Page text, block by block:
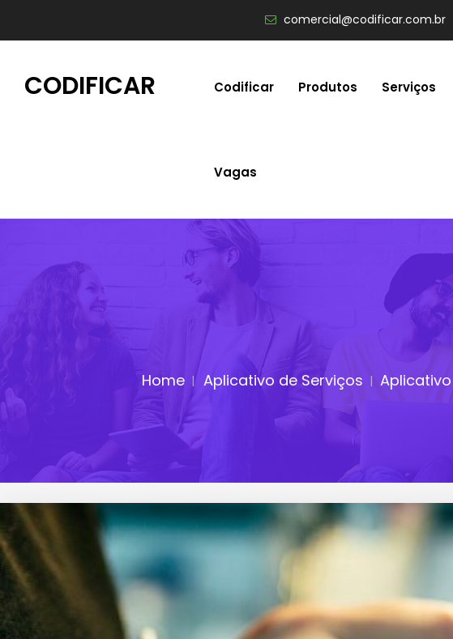
comercial@codificar.com.br
CODIFICAR Codificar Produtos Serviços
Vagas
Home Aplicativo de Serviços